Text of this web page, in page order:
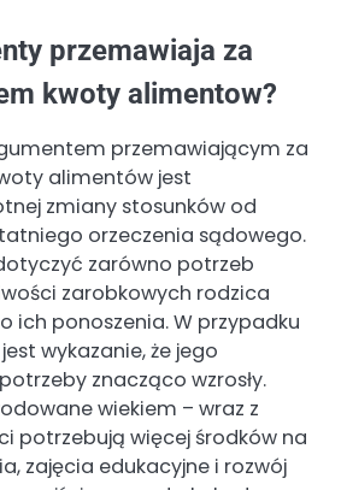
przemawiaja za
kwoty alimentow?
przemawiającym za
alimentów jest
zmiany stosunków od
orzeczenia sądowego.
zarówno potrzeb
zarobkowych rodzica
ich ponoszenia. W przypadku
wykazanie, że jego
znacząco wzrosły.
wiekiem – wraz z
potrzebują więcej środków na
zajęcia edukacyjne i rozwój